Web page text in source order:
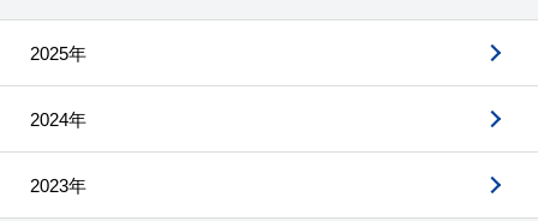
2025年
2024年
2023年